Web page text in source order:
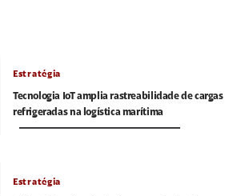
Estratégia
Tecnologia IoT amplia rastreabilidade de cargas
refrigeradas na logística marítima
Estratégia